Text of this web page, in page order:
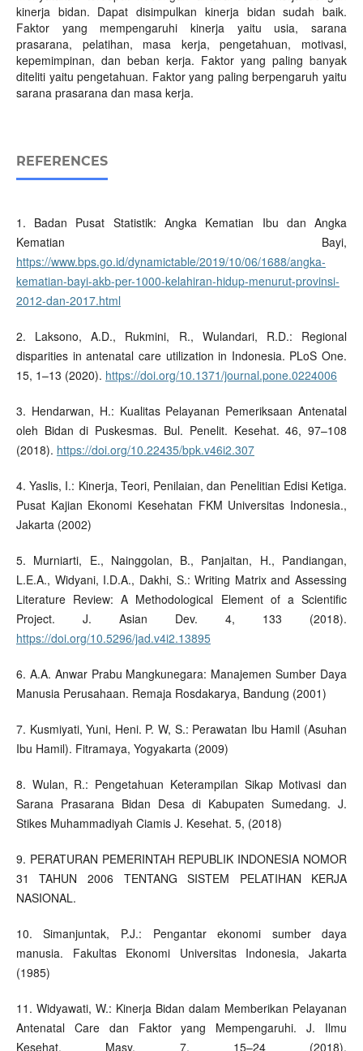
kinerja bidan. Dapat disimpulkan kinerja bidan sudah baik.
Faktor yang mempengaruhi kinerja yaitu usia, sarana
prasarana, pelatihan, masa kerja, pengetahuan, motivasi,
kepemimpinan, dan beban kerja. Faktor yang paling banyak
diteliti yaitu pengetahuan. Faktor yang paling berpengaruh yaitu
sarana prasarana dan masa kerja.
REFERENCES
1. Badan Pusat Statistik: Angka Kematian Ibu dan Angka
Kematian Bayi,
https://www.bps.go.id/dynamictable/2019/10/06/1688/angka-
kematian-bayi-akb-per-1000-kelahiran-hidup-menurut-provinsi-
2012-dan-2017.html
2. Laksono, A.D., Rukmini, R., Wulandari, R.D.: Regional
disparities in antenatal care utilization in Indonesia. PLoS One.
15, 1–13 (2020). https://doi.org/10.1371/journal.pone.0224006
3. Hendarwan, H.: Kualitas Pelayanan Pemeriksaan Antenatal
oleh Bidan di Puskesmas. Bul. Penelit. Kesehat. 46, 97–108
(2018). https://doi.org/10.22435/bpk.v46i2.307
4. Yaslis, I.: Kinerja, Teori, Penilaian, dan Penelitian Edisi Ketiga.
Pusat Kajian Ekonomi Kesehatan FKM Universitas Indonesia.,
Jakarta (2002)
5. Murniarti, E., Nainggolan, B., Panjaitan, H., Pandiangan,
L.E.A., Widyani, I.D.A., Dakhi, S.: Writing Matrix and Assessing
Literature Review: A Methodological Element of a Scientific
Project. J. Asian Dev. 4, 133 (2018).
https://doi.org/10.5296/jad.v4i2.13895
6. A.A. Anwar Prabu Mangkunegara: Manajemen Sumber Daya
Manusia Perusahaan. Remaja Rosdakarya, Bandung (2001)
7. Kusmiyati, Yuni, Heni. P. W, S.: Perawatan Ibu Hamil (Asuhan
Ibu Hamil). Fitramaya, Yogyakarta (2009)
8. Wulan, R.: Pengetahuan Keterampilan Sikap Motivasi dan
Sarana Prasarana Bidan Desa di Kabupaten Sumedang. J.
Stikes Muhammadiyah Ciamis J. Kesehat. 5, (2018)
9. PERATURAN PEMERINTAH REPUBLIK INDONESIA NOMOR
31 TAHUN 2006 TENTANG SISTEM PELATIHAN KERJA
NASIONAL.
10. Simanjuntak, P.J.: Pengantar ekonomi sumber daya
manusia. Fakultas Ekonomi Universitas Indonesia, Jakarta
(1985)
11. Widyawati, W.: Kinerja Bidan dalam Memberikan Pelayanan
Antenatal Care dan Faktor yang Mempengaruhi. J. Ilmu
Kesehat. Masy. 7, 15–24 (2018).